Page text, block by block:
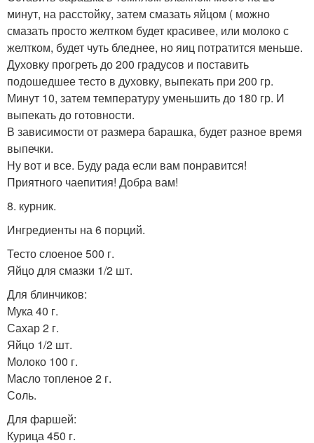
минут, на расстойку, затем смазать яйцом ( можно
смазать просто желтком будет красивее, или молоко с
желтком, будет чуть бледнее, но яиц потратится меньше.
Духовку прогреть до 200 градусов и поставить
подошедшее тесто в духовку, выпекать при 200 гр.
Минут 10, затем температуру уменьшить до 180 гр. И
выпекать до готовности.
В зависимости от размера барашка, будет разное время
выпечки.
Ну вот и все. Буду рада если вам понравится!
Приятного чаепития! Добра вам!
8. курник.
Ингредиенты на 6 порций.
Тесто слоеное 500 г.
Яйцо для смазки 1/2 шт.
Для блинчиков:
Мука 40 г.
Сахар 2 г.
Яйцо 1/2 шт.
Молоко 100 г.
Масло топленое 2 г.
Соль.
Для фаршей:
Курица 450 г.